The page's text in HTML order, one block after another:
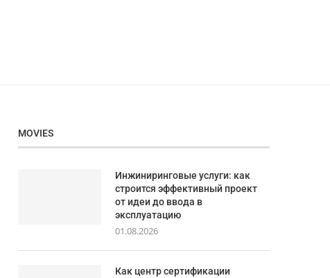
MOVIES
Инжиниринговые услуги: как
строится эффективный проект
от идеи до ввода в
эксплуатацию
01.08.2026
Как центр сертификации